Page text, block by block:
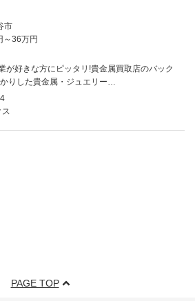
市
～36万円
が好きな方にピッタリ!貴金属買取店のバック
りした貴金属・ジュエリー…
PAGE TOP